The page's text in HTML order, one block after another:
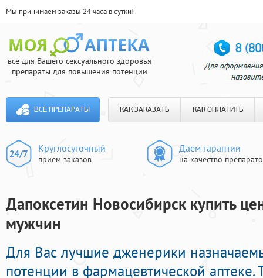
Мы принимаем заказы 24 часа в сутки!
все для Вашего сексуального здоровья
препараты для повышения потенции
ВСЕ ПРЕПАРАТЫ КАК ЗАКАЗАТЬ КАК ОПЛАТИТЬ
Круглосуточный
прием заказов
Даем гарантии
на качество
Дапоксетин Новосибирск купить
мужчин
Для Вас лучшие дженерики
потенции в фармацевтической